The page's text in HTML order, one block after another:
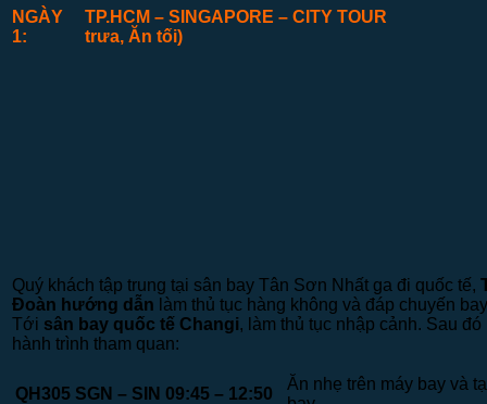
NGÀY
1:
TP.HCM – SINGAPORE – CITY TOUR
trưa, Ăn tối)
Quý khách tập trung tại sân bay Tân Sơn Nhất ga đi quốc tế,
Đoàn hướng dẫn làm thủ tục hàng không và đáp chuyến
Tới sân bay quốc tế Changi, làm thủ tục nhập cảnh. Sau đó
hành trình tham quan:
QH305 SGN – SIN 09:45 – 12:50
Ăn nhẹ trên máy bay và